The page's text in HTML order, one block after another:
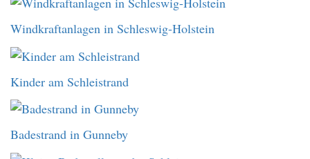
Windkraftanlagen in Schleswig-Holstein
Kinder am Schleistrand
Badestrand in Gunneby